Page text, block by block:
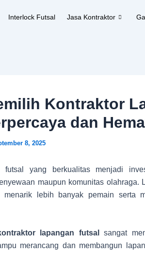
Interlock Futsal Jasa Kontraktor
Kontraktor
dan
8, 2025
futsal yang berkualitas menjadi
maupun komunitas olahraga.
lebih banyak pemain serta
lapangan futsal
sangat
merancang dan membangun